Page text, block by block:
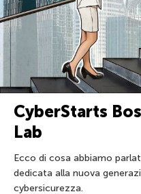
CyberStarts
Lab
Ecco di cosa abbiamo
dedicata alla nuova
cybersicurezza.